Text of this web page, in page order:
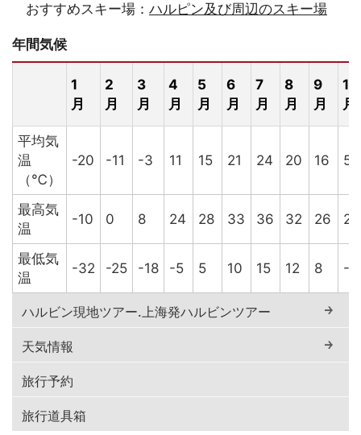
おすすめスキー場 ： ハルピン及び周辺のスキー場
年間気候
1
月
2
月
3
月
4
月
5
月
6
月
7
月
8
月
9
月
10
月
平均気
温
（℃）
-20 -11 -3 11 15 21 24 20 16 5
最高気
温
-10 0 8 24 28 33 36 32 26 20
最低気
温
-32 -25 -18 -5 5 10 15 12 8 -5
ハルビン現地ツアー.上海発ハルビンツアー
天気情報
旅行予約
旅行道具箱